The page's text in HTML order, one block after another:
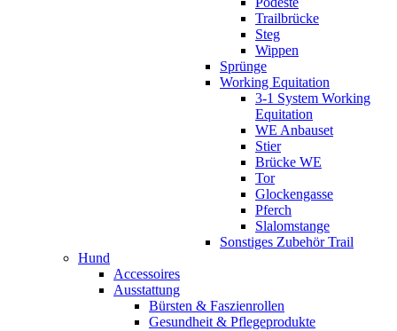
Trailbrücke
Steg
Wippen
Sprünge
Working Equitation
3-1 System Working
Equitation
WE Anbauset
Stier
Brücke WE
Tor
Glockengasse
Pferch
Slalomstange
Sonstiges Zubehör Trail
Hund
Accessoires
Ausstattung
Bürsten & Faszienrollen
Gesundheit & Pflegeprodukte